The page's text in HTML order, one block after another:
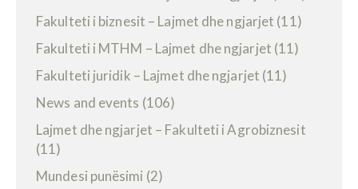
Fakulteti i biznesit – Lajmet dhe ngjarjet (11)
Fakulteti i MTHM – Lajmet dhe ngjarjet (11)
Fakulteti juridik – Lajmet dhe ngjarjet (11)
News and events (106)
Lajmet dhe ngjarjet – Fakulteti i Agrobiznesit
(11)
Mundesi punësimi (2)